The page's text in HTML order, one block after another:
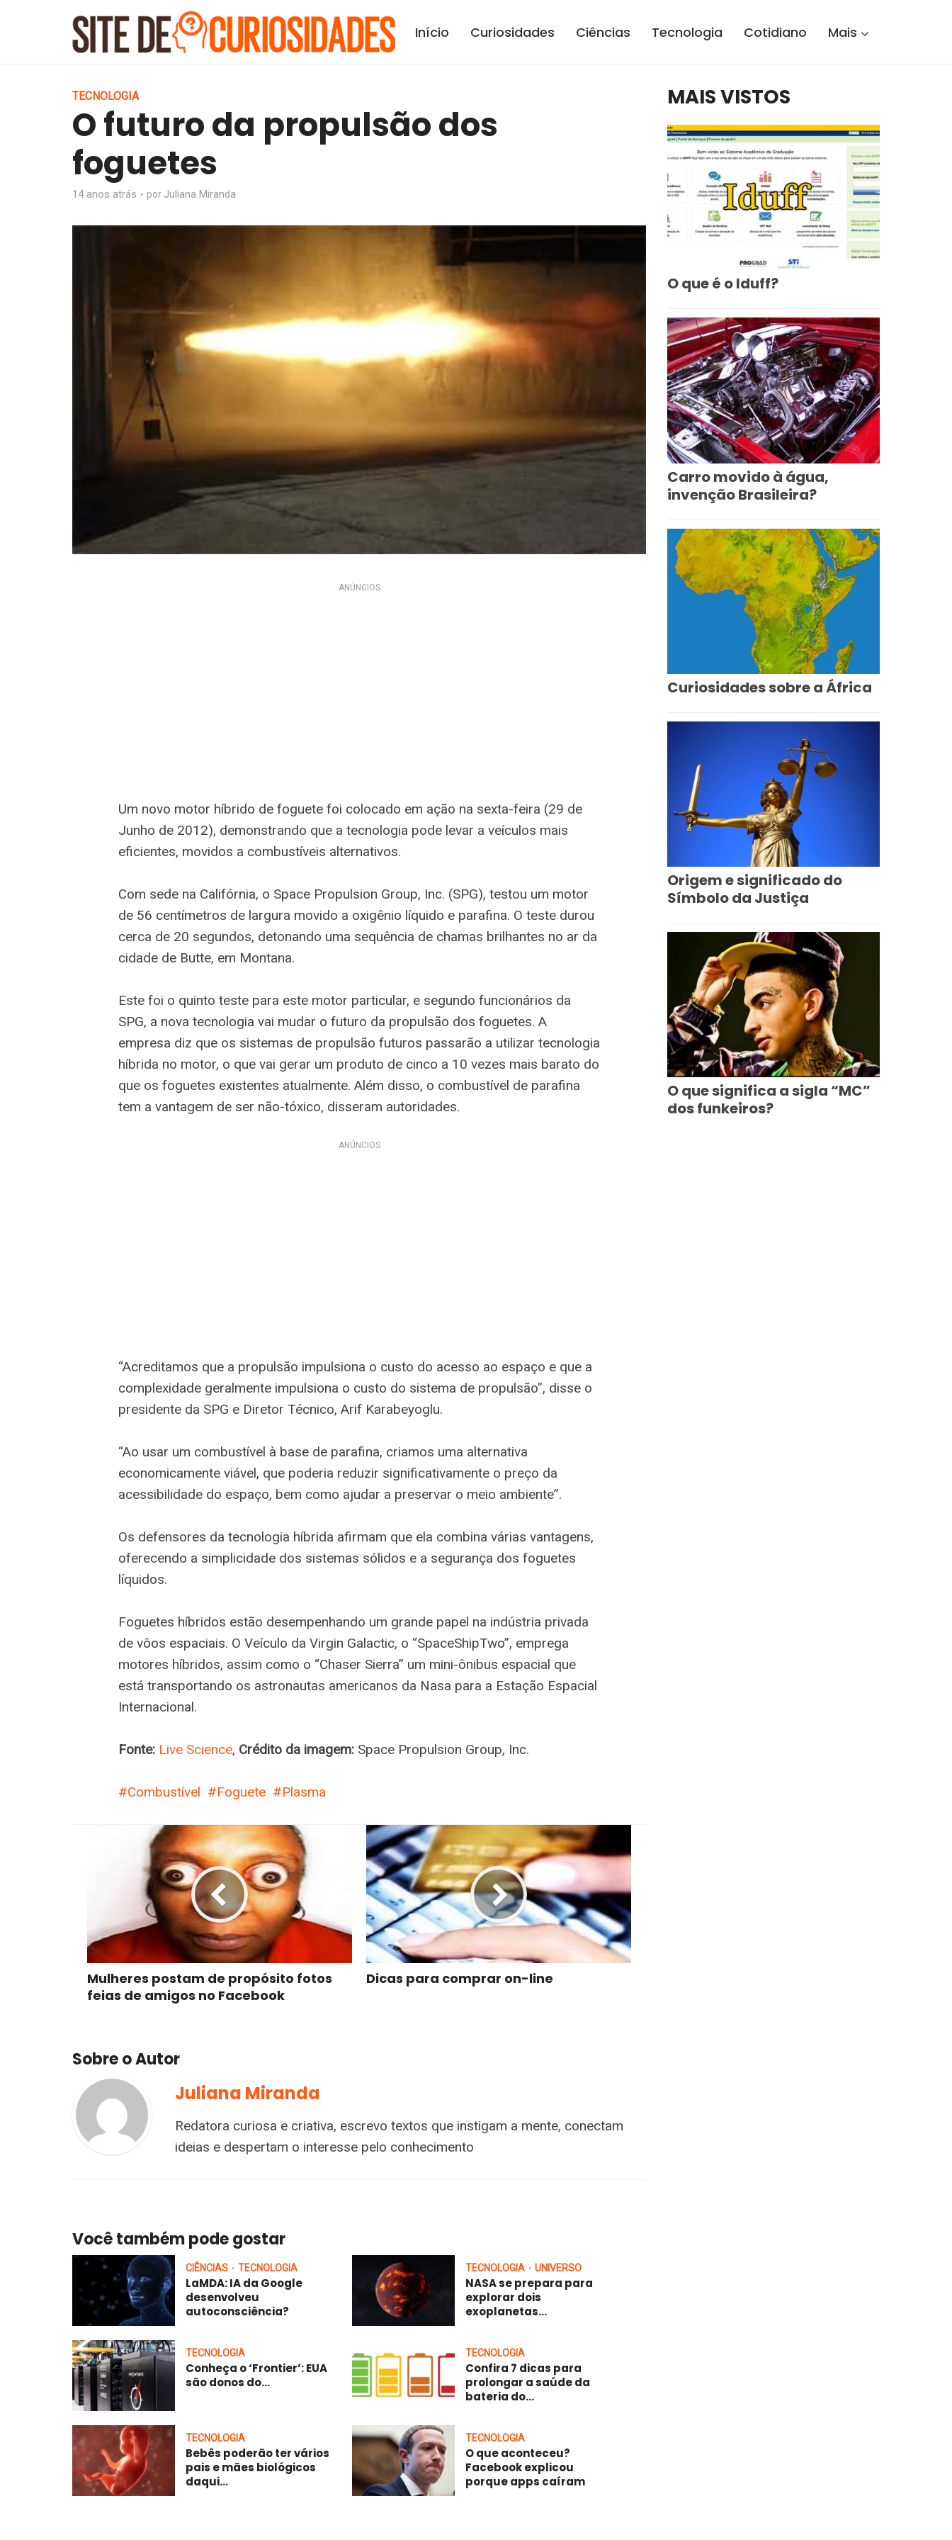
Início Curiosidades Ciências Tecnologia Cotidiano Mais
TECNOLOGIA
O futuro da propulsão dos
foguetes
14 anos atrás por Juliana Miranda
ANÚNCIOS
Um novo motor híbrido de foguete foi colocado em ação na sexta-feira (29 de
Junho de 2012), demonstrando que a tecnologia pode levar a veículos mais
eficientes, movidos a combustíveis alternativos.
Com sede na Califórnia, o Space Propulsion Group, Inc. (SPG), testou um motor
de 56 centímetros de largura movido a oxigênio líquido e parafina. O teste durou
cerca de 20 segundos, detonando uma sequência de chamas brilhantes no ar da
cidade de Butte, em Montana.
Este foi o quinto teste para este motor particular, e segundo funcionários da
SPG, a nova tecnologia vai mudar o futuro da propulsão dos foguetes. A
empresa diz que os sistemas de propulsão futuros passarão a utilizar tecnologia
híbrida no motor, o que vai gerar um produto de cinco a 10 vezes mais barato do
que os foguetes existentes atualmente. Além disso, o combustível de parafina
tem a vantagem de ser não-tóxico, disseram autoridades.
ANÚNCIOS
“Acreditamos que a propulsão impulsiona o custo do acesso ao espaço e que a
complexidade geralmente impulsiona o custo do sistema de propulsão”, disse o
presidente da SPG e Diretor Técnico, Arif Karabeyoglu.
“Ao usar um combustível à base de parafina, criamos uma alternativa
economicamente viável, que poderia reduzir significativamente o preço da
acessibilidade do espaço, bem como ajudar a preservar o meio ambiente”.
Os defensores da tecnologia híbrida afirmam que ela combina várias vantagens,
oferecendo a simplicidade dos sistemas sólidos e a segurança dos foguetes
líquidos.
Foguetes híbridos estão desempenhando um grande papel na indústria privada
de vôos espaciais. O Veículo da Virgin Galactic, o “SpaceShipTwo”, emprega
motores híbridos, assim como o “Chaser Sierra” um mini-ônibus espacial que
está transportando os astronautas americanos da Nasa para a Estação Espacial
Internacional.
Fonte: Live Science, Crédito da imagem: Space Propulsion Group, Inc.
Combustível Foguete Plasma
Mulheres postam de propósito fotos
feias de amigos no Facebook
Dicas para comprar on-line
Sobre o Autor
Juliana Miranda
Redatora curiosa e criativa, escrevo textos que instigam a mente, conectam
ideias e despertam o interesse pelo conhecimento
Você também pode gostar
CIÊNCIAS • TECNOLOGIA
LaMDA: IA da Google
desenvolveu
autoconsciência?
TECNOLOGIA • UNIVERSO
NASA se prepara para
explorar dois
exoplanetas...
TECNOLOGIA
Conheça o ‘Frontier’: EUA
são donos do...
TECNOLOGIA
Confira 7 dicas para
prolongar a saúde da
bateria do...
TECNOLOGIA
Bebês poderão ter vários
pais e mães biológicos
daqui...
TECNOLOGIA
O que aconteceu?
Facebook explicou
porque apps caíram
MAIS VISTOS
O que é o Iduff?
Carro movido à água,
invenção Brasileira?
Curiosidades sobre a África
Origem e significado do
Símbolo da Justiça
O que significa a sigla “MC”
dos funkeiros?